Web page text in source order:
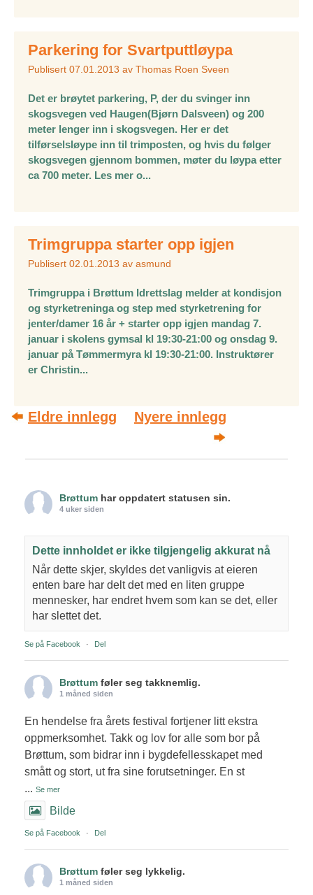
Parkering for Svartputtløypa
Publisert 07.01.2013 av Thomas Roen Sveen
Det er brøytet parkering, P, der du svinger inn
skogsvegen ved Haugen(Bjørn Dalsveen) og 200
meter lenger inn i skogsvegen. Her er det
tilførselsløype inn til trimposten, og hvis du følger
skogsvegen gjennom bommen, møter du løypa etter
ca 700 meter. Les mer o...
Trimgruppa starter opp igjen
Publisert 02.01.2013 av asmund
Trimgruppa i Brøttum Idrettslag melder at kondisjon
og styrketreninga og step med styrketrening for
jenter/damer 16 år + starter opp igjen mandag 7.
januar i skolens gymsal kl 19:30-21:00 og onsdag 9.
januar på Tømmermyra kl 19:30-21:00. Instruktører
er Christin...
Post navigation
Eldre innlegg Nyere innlegg
Brøttum har oppdatert statusen sin.
4 uker siden
Dette innholdet er ikke tilgjengelig akkurat nå
Når dette skjer, skyldes det vanligvis at eieren
enten bare har delt det med en liten gruppe
mennesker, har endret hvem som kan se det, eller
har slettet det.
Se på Facebook · Del
Brøttum føler seg takknemlig.
1 måned siden
En hendelse fra årets festival fortjener litt ekstra
oppmerksomhet. Takk og lov for alle som bor på
Brøttum, som bidrar inn i bygdefellesskapet med
smått og stort, ut fra sine forutsetninger. En st
... Se mer
Bilde
Se på Facebook · Del
Brøttum føler seg lykkelig.
1 måned siden